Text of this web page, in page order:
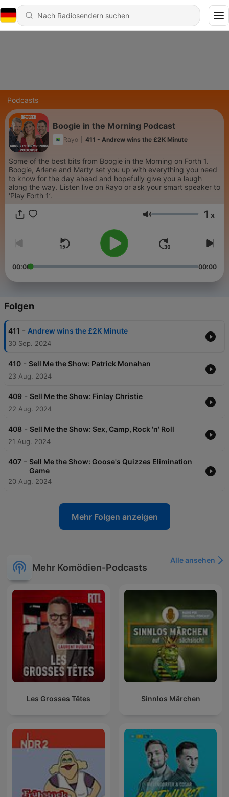
Podcasts
Boogie in the Morning Podcast
Rayo 411 - Andrew wins the £2K Minute
Some of the best bits from Boogie in the Morning on Forth 1.
Boogie, Arlene and Marty set you up with everything you need
to know for the day ahead and hopefully give you a laugh
along the way. Listen live on Rayo or ask your smart speaker to
‘Play Forth 1’.
Lautstärke 1 x
00:00 00:00
Folgen
411 - Andrew wins the £2K Minute
30 Sep. 2024
410 - Sell Me the Show: Patrick Monahan
23 Aug. 2024
409 - Sell Me the Show: Finlay Christie
22 Aug. 2024
408 - Sell Me the Show: Sex, Camp, Rock 'n' Roll
21 Aug. 2024
407 - Sell Me the Show: Goose's Quizzes Elimination
Game
20 Aug. 2024
Mehr Folgen anzeigen
Mehr Komödien-Podcasts
Alle ansehen
Les Grosses Têtes Sinnlos Märchen